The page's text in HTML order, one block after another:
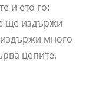
и ето го:
ще издържи
много
цепите.